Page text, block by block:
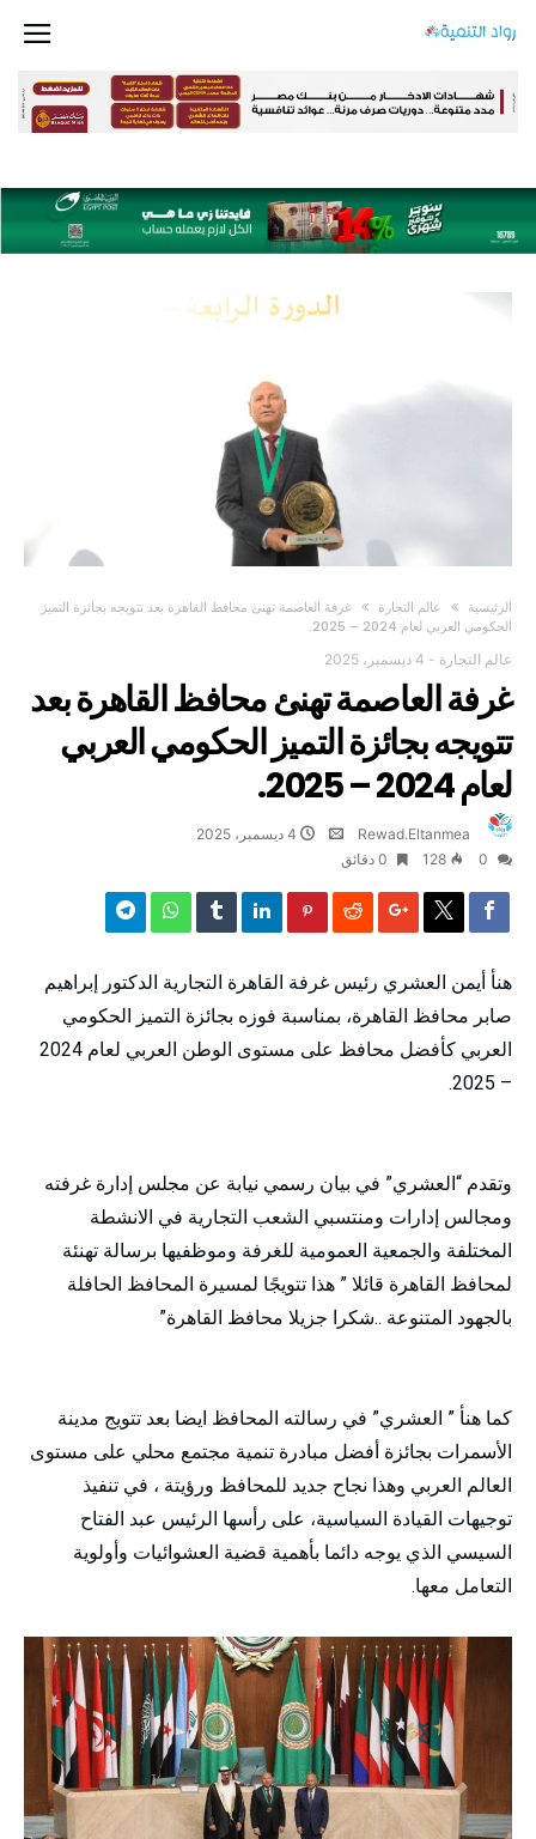
‫الرئيسية‬ عالم التجارة
غرفة العاصمة تهنئ محافظ القاهرة بعد تتويجه بجائزة التميز
الحكومي العربي لعام 2024 – 2025.
عالم التجارة - 4 ديسمبر، 2025
غرفة العاصمة تهنئ محافظ القاهرة بعد
تتويجه بجائزة التميز الحكومي العربي
لعام 2024 – 2025.
Rewad.Eltanmea
4 ديسمبر، 2025
128 0 ‫دقائق‬
هنأ أيمن العشري رئيس غرفة القاهرة التجارية الدكتور إبراهيم
صابر محافظ القاهرة، بمناسبة فوزه بجائزة التميز الحكومي
العربي كأفضل محافظ على مستوى الوطن العربي لعام 2024
– 2025.
وتقدم “العشري” في بيان رسمي نيابة عن مجلس إدارة غرفته
ومجالس إدارات ومنتسبي الشعب التجارية في الانشطة
المختلفة والجمعية العمومية للغرفة وموظفيها برسالة تهنئة
لمحافظ القاهرة قائلا ” هذا تتويجًا لمسيرة المحافظ الحافلة
بالجهود المتنوعة ..شكرا جزيلا محافظ القاهرة”
كما هنأ ” العشري” في رسالته المحافظ ايضا بعد تتويج مدينة
الأسمرات بجائزة أفضل مبادرة تنمية مجتمع محلي على مستوى
العالم العربي وهذا نجاح جديد للمحافظ ورؤيتة ، في تنفيذ
توجيهات القيادة السياسية، على رأسها الرئيس عبد الفتاح
السيسي الذي يوجه دائما بأهمية قضية العشوائيات وأولوية
التعامل معها.